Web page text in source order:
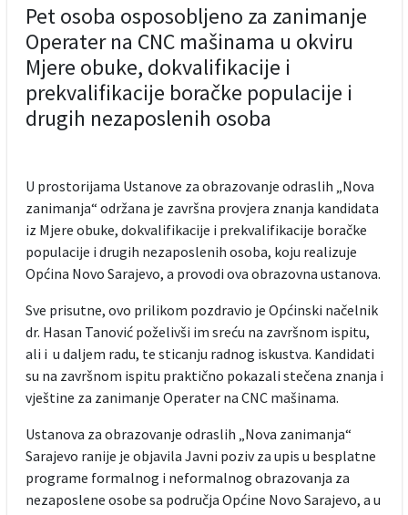
Pet osoba osposobljeno za zanimanje
Operater na CNC mašinama u okviru
Mjere obuke, dokvalifikacije i
prekvalifikacije boračke populacije i
drugih nezaposlenih osoba
U prostorijama Ustanove za obrazovanje odraslih „Nova
zanimanja“ održana je završna provjera znanja kandidata
iz Mjere obuke, dokvalifikacije i prekvalifikacije boračke
populacije i drugih nezaposlenih osoba, koju realizuje
Općina Novo Sarajevo, a provodi ova obrazovna ustanova.
Sve prisutne, ovo prilikom pozdravio je Općinski načelnik
dr. Hasan Tanović poželivši im sreću na završnom ispitu,
ali i u daljem radu, te sticanju radnog iskustva. Kandidati
su na završnom ispitu praktično pokazali stečena znanja i
vještine za zanimanje Operater na CNC mašinama.
Ustanova za obrazovanje odraslih „Nova zanimanja“
Sarajevo ranije je objavila Javni poziv za upis u besplatne
programe formalnog i neformalnog obrazovanja za
nezaposlene osobe sa područja Općine Novo Sarajevo, a u